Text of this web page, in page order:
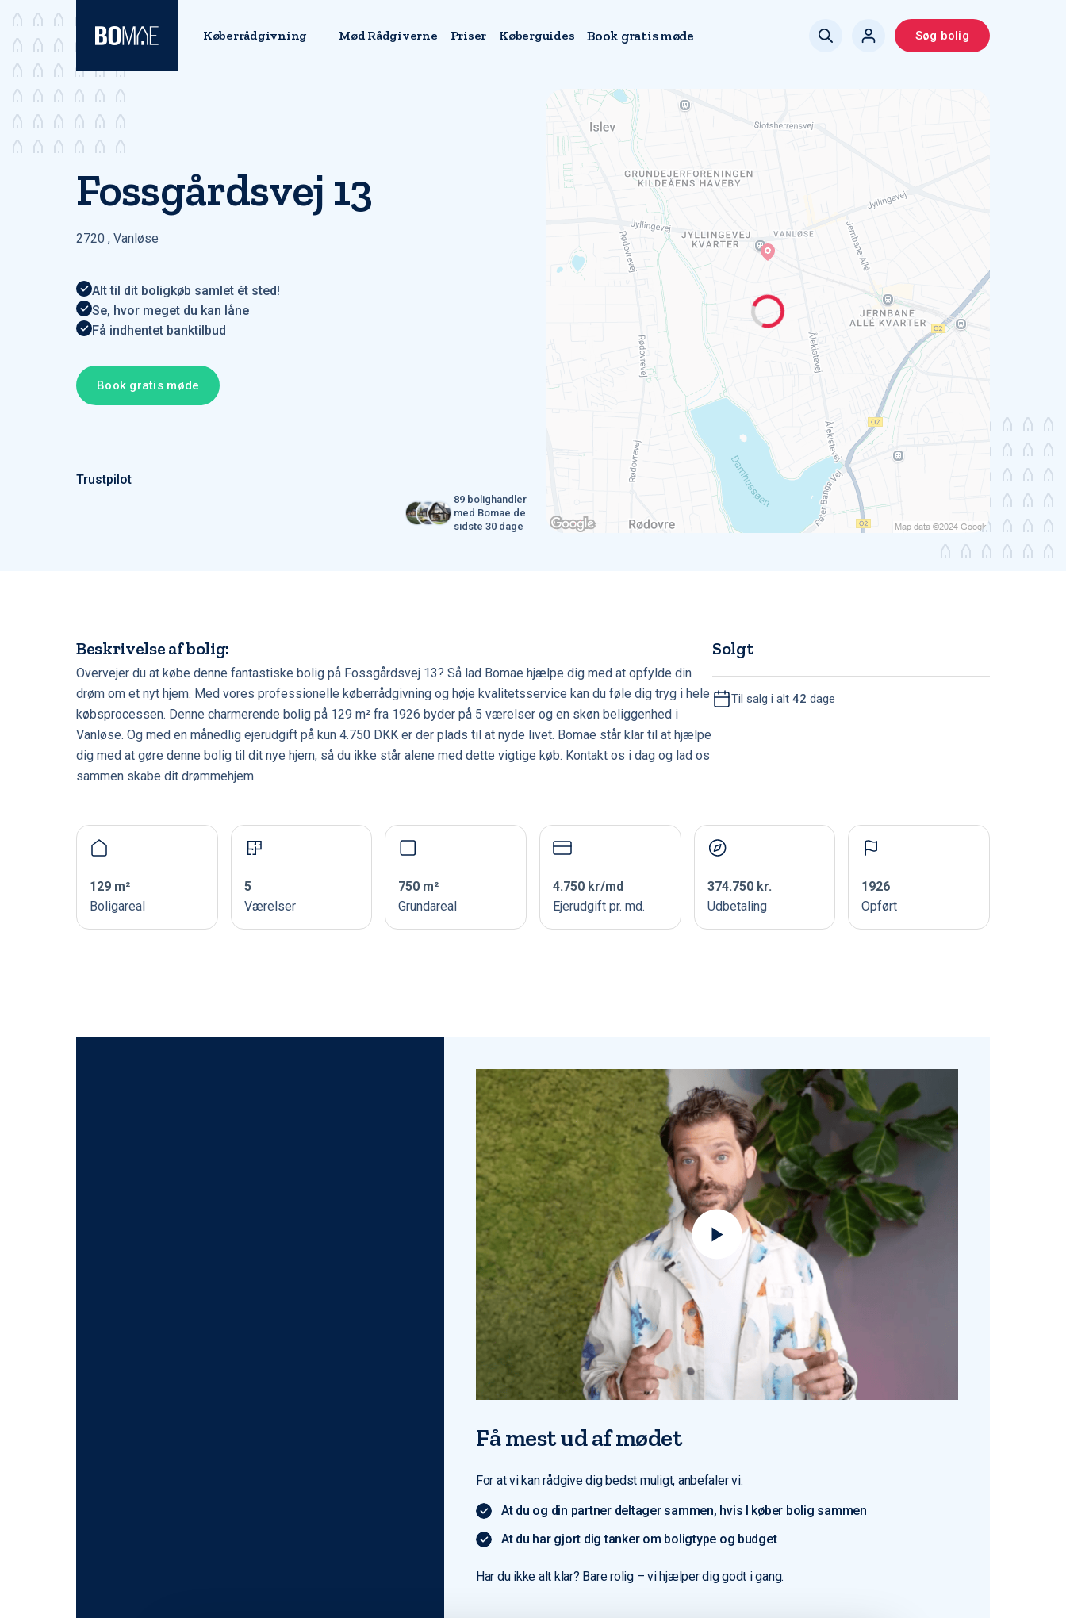
Køberrådgivning Mød Rådgiverne Priser Køberguides Book gratis møde Søg bolig
Fossgårdsvej 13
2720 , Vanløse
Alt til dit boligkøb samlet ét sted!
Se, hvor meget du kan låne
Få indhentet banktilbud
Book gratis møde
Trustpilot
89 bolighandler
med Bomae de
sidste 30 dage
Beskrivelse af bolig:
Overvejer du at købe denne fantastiske bolig på Fossgårdsvej 13? Så lad Bomae hjælpe dig med at opfylde din
drøm om et nyt hjem. Med vores professionelle køberrådgivning og høje kvalitetsservice kan du føle dig tryg i hele
købsprocessen. Denne charmerende bolig på 129 m² fra 1926 byder på 5 værelser og en skøn beliggenhed i
Vanløse. Og med en månedlig ejerudgift på kun 4.750 DKK er der plads til at nyde livet. Bomae står klar til at hjælpe
dig med at gøre denne bolig til dit nye hjem, så du ikke står alene med dette vigtige køb. Kontakt os i dag og lad os
sammen skabe dit drømmehjem.
Solgt
Til salg i alt 42 dage
129 m²
Boligareal
5
Værelser
750 m²
Grundareal
4.750 kr/md
Ejerudgift pr. md.
374.750 kr.
Udbetaling
1926
Opført
Få mest ud af mødet
For at vi kan rådgive dig bedst muligt, anbefaler vi:
At du og din partner deltager sammen, hvis I køber bolig sammen
At du har gjort dig tanker om boligtype og budget
Har du ikke alt klar? Bare rolig – vi hjælper dig godt i gang.